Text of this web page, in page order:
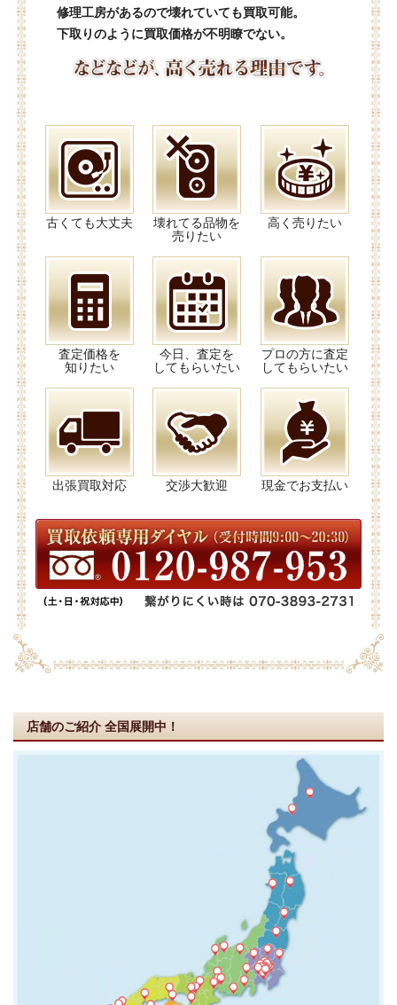
修理工房があるので壊れていても買取可能。
下取りのように買取価格が不明瞭でない。
古くても大丈夫
壊れてる品物を
売りたい
高く売りたい
査定価格を
知りたい
今日、査定を
してもらいたい
プロの方に査定
してもらいたい
出張買取対応 交渉大歓迎 現金でお支払い
店舗のご紹介 全国展開中！